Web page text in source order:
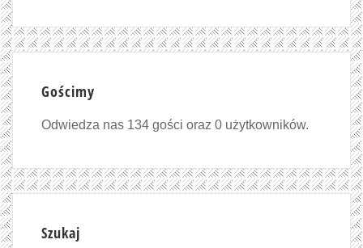
Gościmy
Odwiedza nas 134 gości oraz 0 użytkowników.
Szukaj